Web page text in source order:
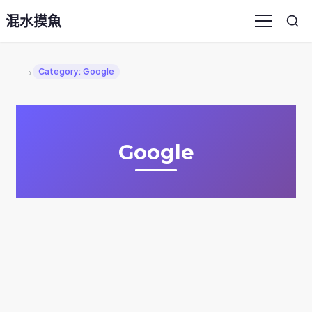
混水摸魚 Menu
› Category: Google
Google